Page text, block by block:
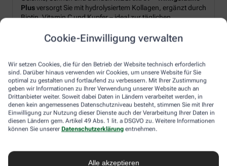
Cookie-Einwilligung verwalten
Wir setzen Cookies, die für den Betrieb der Website technisch erforderlich
sind. Darüber hinaus verwenden wir Cookies, um unsere Website für Sie
optimal zu gestalten und fortlaufend zu verbessern. Mit Ihrer Zustimmung
geben wir Informationen zu Ihrer Verwendung unserer Website auch an
Drittanbieter weiter. Soweit dabei Daten in Ländern verarbeitet werden, in
denen kein angemessenes Datenschutzniveau besteht, stimmen Sie mit Ihrer
Einwilligung zur Nutzung dieser Dienste auch der Verarbeitung Ihrer Daten in
diesen Ländern gem. Artikel 49 Abs. 1 lit. a DSGVO zu. Weitere Informationen
können Sie unserer Datenschutzerklärung entnehmen.
Alle akzeptieren
Plusversorgt Sie mit hydrolysiertem Kollagen, ergänzt durch
Biotin, Vitamin C und Kupfer – ideal zur täglichen
Produkt‑Highlights:
Hydrolysiertes Kollagen plus Biotin, Vitamin C und Kupfer
Pulverform – leicht löslich, frischer Orangen-Geschmack
Schnell angerührt: morgens oder nach dem Sport
Ihr Genussmoment:
Rühren Sie 2× täglich je 10 g Pulver in Wasser ein – für einen
erfrischendes Getränk, unkompliziert und flexibel in den